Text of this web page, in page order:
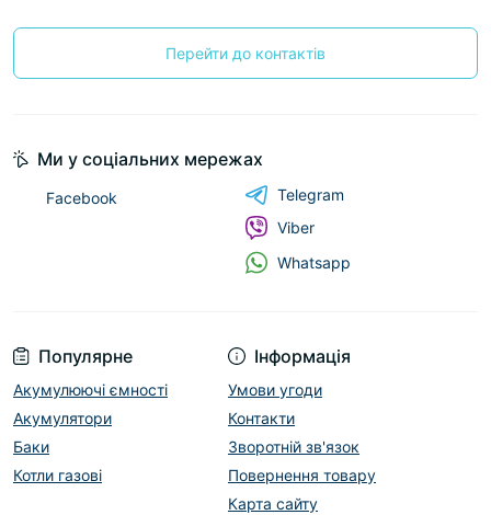
Перейти до контактів
Популярне
Акумулюючі ємності
Акумулятори
Баки
Котли газові
Інформація
Умови угоди
Контакти
Зворотній зв'язок
Повернення товару
Карта сайту
Ми у соціальних мережах
Facebook
Telegram
Viber
Whatsapp